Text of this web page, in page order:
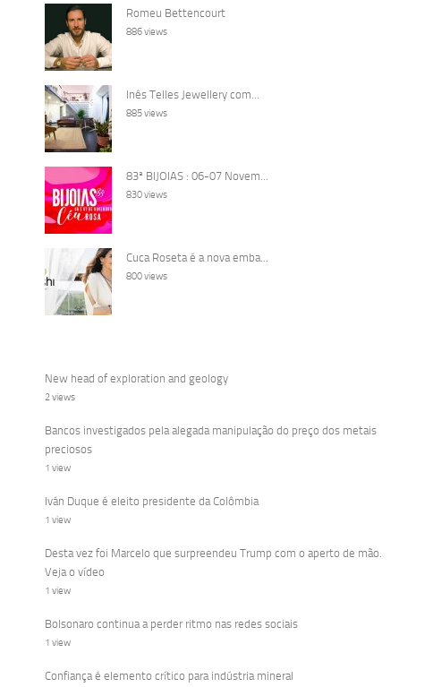
Romeu Bettencourt
886 views
Inês Telles Jewellery com...
885 views
83ª BIJOIAS : 06-07 Novem...
830 views
Cuca Roseta é a nova emba...
800 views
New head of exploration and geology
2 views
Bancos investigados pela alegada manipulação do preço dos metais
preciosos
1 view
Iván Duque é eleito presidente da Colômbia
1 view
Desta vez foi Marcelo que surpreendeu Trump com o aperto de mão.
Veja o vídeo
1 view
Bolsonaro continua a perder ritmo nas redes sociais
1 view
Confiança é elemento crítico para indústria mineral